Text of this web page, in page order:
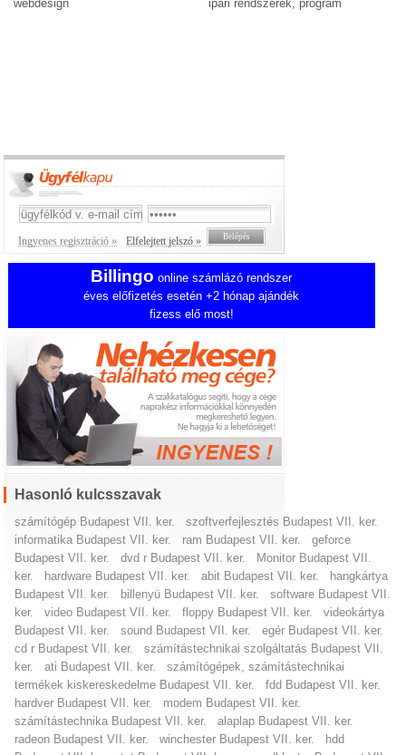
webdesign
ipari rendszerek, program
Ingyenes regisztráció » Elfelejtett jelszó »
Billingo online számlázó rendszer
éves előfizetés esetén +2 hónap ajándék
fizess elő most!
Hasonló kulcsszavak
számítógép Budapest VII. ker.
szoftverfejlesztés Budapest VII. ker.
informatika Budapest VII. ker.
ram Budapest VII. ker.
geforce
Budapest VII. ker.
dvd r Budapest VII. ker.
Monitor Budapest VII.
ker.
hardware Budapest VII. ker. abit Budapest VII. ker.
hangkártya
Budapest VII. ker.
billenyü Budapest VII. ker.
software Budapest VII.
ker.
video Budapest VII. ker. floppy Budapest VII. ker.
videokártya
Budapest VII. ker.
sound Budapest VII. ker.
egér Budapest VII. ker.
cd r Budapest VII. ker.
számítástechnikai szolgáltatás Budapest VII.
ker.
ati Budapest VII. ker.
számítógépek, számítástechnikai
termékek kiskereskedelme Budapest VII. ker.
fdd Budapest VII. ker.
hardver Budapest VII. ker.
modem Budapest VII. ker.
számítástechnika Budapest VII. ker.
alaplap Budapest VII. ker.
radeon Budapest VII. ker.
winchester Budapest VII. ker.
hdd